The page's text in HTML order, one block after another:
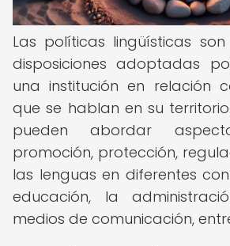
Las políticas lingüísticas
disposiciones adoptadas
una institución en relación
que se hablan en su
pueden abordar
promoción, protección,
las lenguas en diferentes
educación, la
medios de comunicación,